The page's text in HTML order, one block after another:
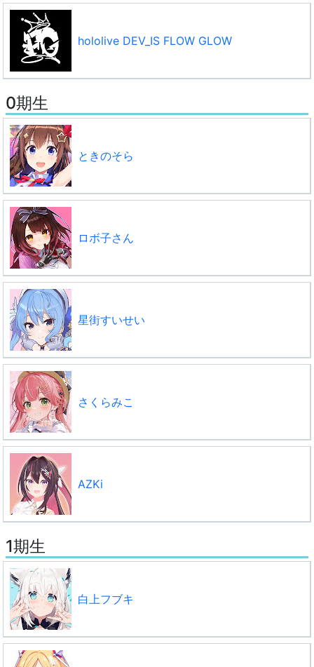
hololive DEV_IS FLOW GLOW
0期生
ときのそら
ロボ子さん
星街すいせい
さくらみこ
AZKi
1期生
白上フブキ